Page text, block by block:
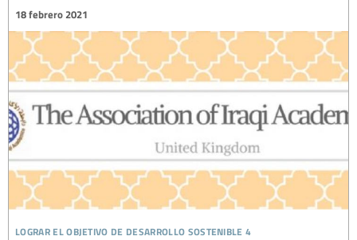
lograr el objetivo de desarrollo sostenible 4
18 febrero 2021